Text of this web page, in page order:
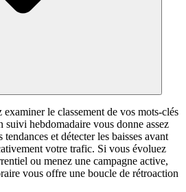
le classement de vos mots-clés
suivi hebdomadaire vous donne assez
et détecter les baisses avant
votre trafic. Si vous évoluez
ou menez une campagne active,
vous offre une boucle de rétroaction